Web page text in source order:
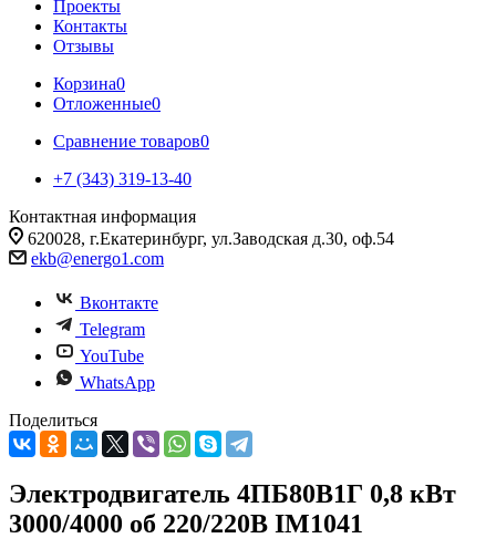
Проекты
Контакты
Отзывы
Корзина0
Отложенные0
Сравнение товаров0
+7 (343) 319-13-40
Контактная информация
620028, г.Екатеринбург, ул.Заводская д.30, оф.54
ekb@energo1.com
Вконтакте
Telegram
YouTube
WhatsApp
Поделиться
Электродвигатель 4ПБ80В1Г 0,8 кВт
3000/4000 об 220/220В IM1041